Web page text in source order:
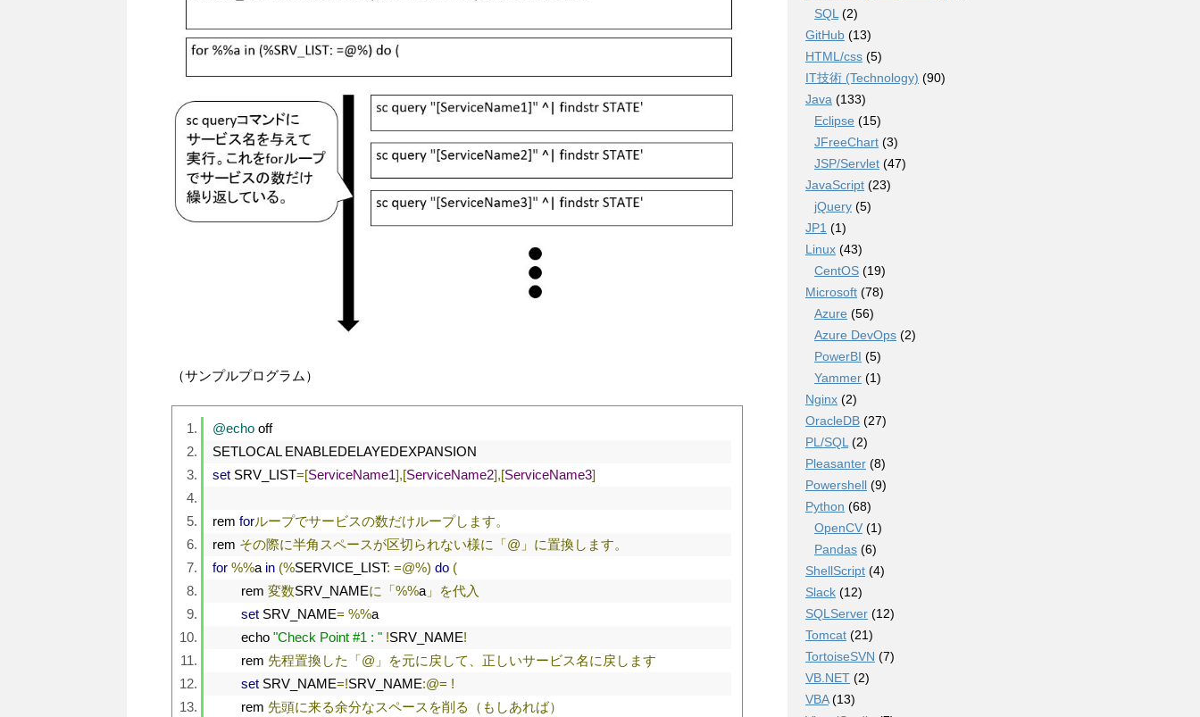
（サンプルプログラム）
@echo off
SETLOCAL ENABLEDELAYEDEXPANSION
set SRV_LIST=[ServiceName1],[ServiceName2],[ServiceName3]
rem forループでサービスの数だけループします。
rem その際に半角スペースが区切られない様に「@」に置換します。
for %%a in (%SERVICE_LIST: =@%) do (
	rem
変数SRV_NAMEに「%%a 」を代入
set SRV_NAME= %%a
	echo
"Check Point #1 : " !SRV_NAME!
	rem
先程置換した「@」を元に戻して、正しいサービス名に戻します
set SRV_NAME=!SRV_NAME:@= !
	rem
先頭に来る余分なスペースを削る（もしあれば）
SQL (2)
GitHub (13)
HTML/css (5)
IT技術 (Technology) (90)
Java (133)
Eclipse (15)
JFreeChart (3)
JSP/Servlet (47)
JavaScript (23)
jQuery (5)
JP1 (1)
Linux (43)
CentOS (19)
Microsoft (78)
Azure (56)
Azure DevOps (2)
PowerBI (5)
Yammer (1)
Nginx (2)
OracleDB (27)
PL/SQL (2)
Pleasanter (8)
Powershell (9)
Python (68)
OpenCV (1)
Pandas (6)
ShellScript (4)
Slack (12)
SQLServer (12)
Tomcat (21)
TortoiseSVN (7)
VB.NET (2)
VBA(13)